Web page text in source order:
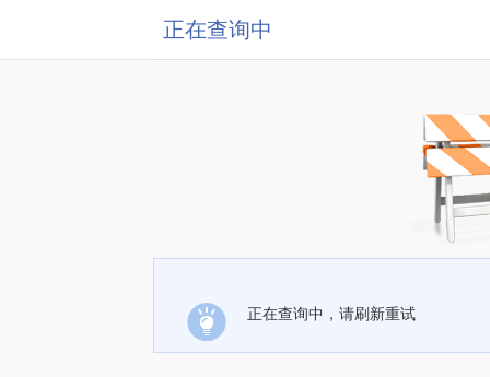
正在查询中
正在查询中，请刷新重试